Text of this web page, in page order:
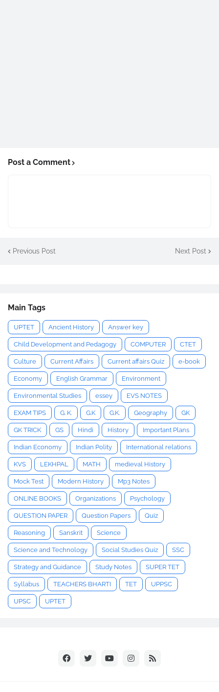
Post a Comment
Previous Post Next Post
Main Tags
UPTET Ancient History Answer key
Child Development and Pedagogy COMPUTER CTET
Culture Current Affairs Current affairs Quiz e-book
Economy English Grammar Environment
Environmental Studies essey EVS NOTES
EXAM TIPS G. K. G.K G.K. Geography GK
GK TRICK GS Hindi History Important Plans
Indian Economy Indian Polity International relations
KVS LEKHPAL MATH medieval History
Mock Test Modern History Mp3 Notes
ONLINE BOOKS Organizations Psychology
QUESTION PAPER Question Papers Quiz
Reasoning Sanskrit Science
Science and Technology Social Studies Quiz SSC
Strategy and Guidance Study Notes SUPER TET
Syllabus TEACHERS BHARTI TET UPPSC
UPSC UPTET